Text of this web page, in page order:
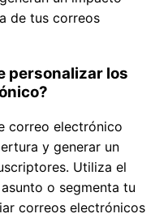
de tus correos
personalizar los
correo electrónico
y generar un
Utiliza el
o segmenta tu
correos electrónicos